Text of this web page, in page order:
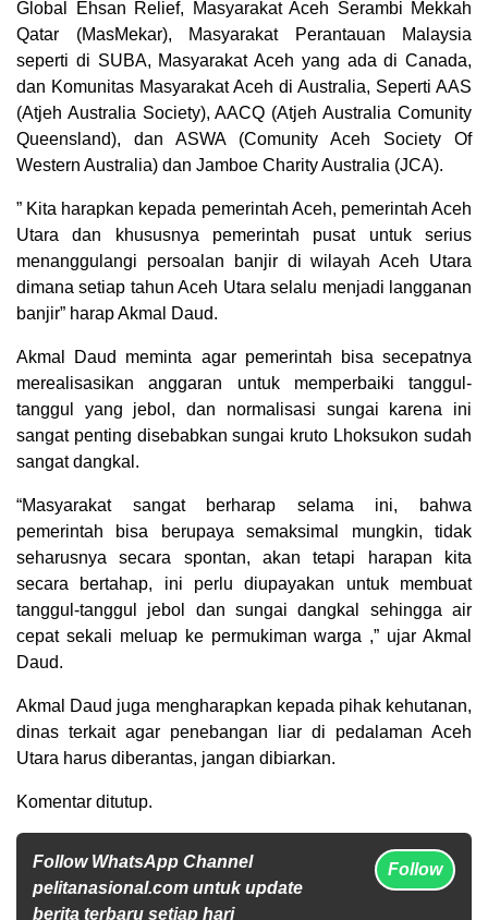
Global Ehsan Relief, Masyarakat Aceh Serambi Mekkah
Qatar (MasMekar), Masyarakat Perantauan Malaysia
seperti di SUBA, Masyarakat Aceh yang ada di Canada,
dan Komunitas Masyarakat Aceh di Australia, Seperti AAS
(Atjeh Australia Society), AACQ (Atjeh Australia Comunity
Queensland), dan ASWA (Comunity Aceh Society Of
Western Australia) dan Jamboe Charity Australia (JCA).
” Kita harapkan kepada pemerintah Aceh, pemerintah Aceh
Utara dan khususnya pemerintah pusat untuk serius
menanggulangi persoalan banjir di wilayah Aceh Utara
dimana setiap tahun Aceh Utara selalu menjadi langganan
banjir” harap Akmal Daud.
Akmal Daud meminta agar pemerintah bisa secepatnya
merealisasikan anggaran untuk memperbaiki tanggul-
tanggul yang jebol, dan normalisasi sungai karena ini
sangat penting disebabkan sungai kruto Lhoksukon sudah
sangat dangkal.
“Masyarakat sangat berharap selama ini, bahwa
pemerintah bisa berupaya semaksimal mungkin, tidak
seharusnya secara spontan, akan tetapi harapan kita
secara bertahap, ini perlu diupayakan untuk membuat
tanggul-tanggul jebol dan sungai dangkal sehingga air
cepat sekali meluap ke permukiman warga ,” ujar Akmal
Daud.
Akmal Daud juga mengharapkan kepada pihak kehutanan,
dinas terkait agar penebangan liar di pedalaman Aceh
Utara harus diberantas, jangan dibiarkan.
Komentar ditutup.
Follow WhatsApp Channel
pelitanasional.com untuk update
berita terbaru setiap hari
Follow